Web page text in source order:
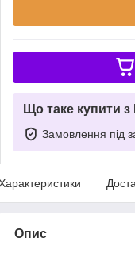
Що таке купити
Замовлення під
Опис